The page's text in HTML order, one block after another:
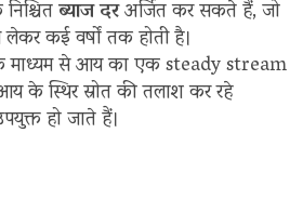
ब्याज दरअर्जित कर सकते हैं, जो
कई वर्षों तक होती है।
से आय का एक steady stream
के स्थिर स्रोत की तलाश कर रहे
हो जाते हैं।